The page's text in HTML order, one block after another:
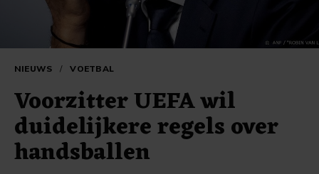
NIEUWS / VOETBAL
Voorzitter UEFA wil
duidelijkere regels over
handsballen